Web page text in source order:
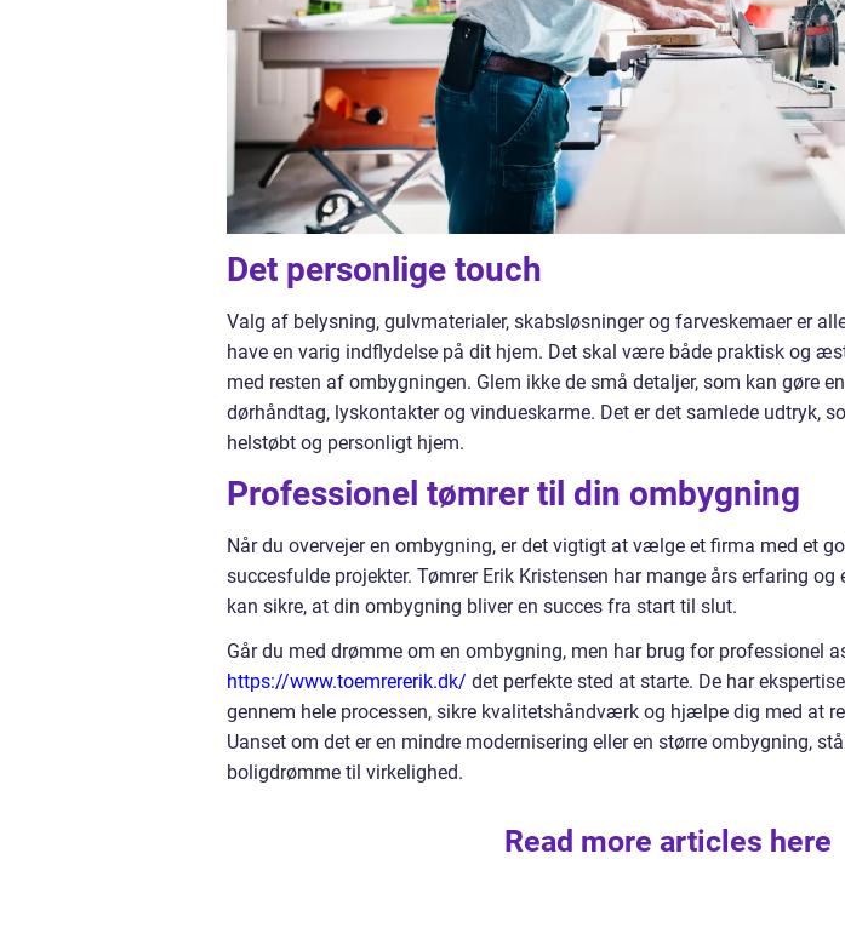
Det personlige touch
Valg af belysning, gulvmaterialer, skabsløsninger og farveskemaer er
have en varig indflydelse på dit hjem. Det skal være både praktisk og
med resten af ombygningen. Glem ikke de små detaljer, som kan gøre
dørhåndtag, lyskontakter og vindueskarme. Det er det samlede udtryk,
helstøbt og personligt hjem.
Professionel tømrer til din ombygning
Når du overvejer en ombygning, er det vigtigt at vælge et firma med et
succesfulde projekter. Tømrer Erik Kristensen har mange års erfaring
kan sikre, at din ombygning bliver en succes fra start til slut.
Går du med drømme om en ombygning, men har brug for professionel
https://www.toemrererik.dk/ det perfekte sted at starte. De har
gennem hele processen, sikre kvalitetshåndværk og hjælpe dig med at
Uanset om det er en mindre modernisering eller en større ombygning,
boligdrømme til virkelighed.
Read more articles here